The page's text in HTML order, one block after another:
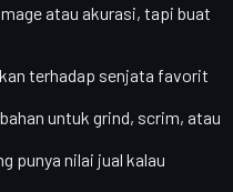
atau akurasi, tapi buat
terhadap senjata favorit
untuk grind, scrim, atau
punya nilai jual kalau